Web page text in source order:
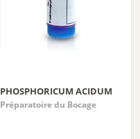
PHOSPHORICUM ACIDUM
Préparatoire du Bocage